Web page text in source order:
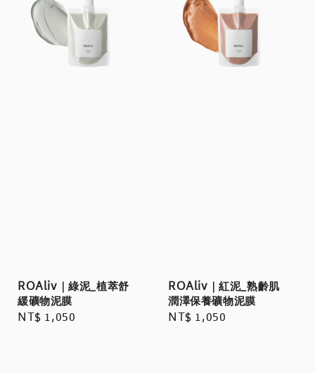
ROAliv｜綠泥_植萃舒
緩礦物泥膜
Regular
NT$ 1,050
ROAliv｜紅泥_熟齡肌
潤澤保養礦物泥膜
Regular
NT$ 1,050